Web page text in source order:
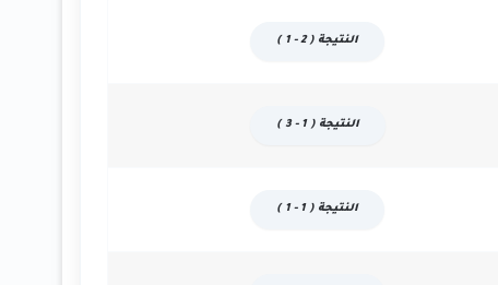
النتيجة ( 2 - 1 )
النتيجة ( 1 - 3 )
النتيجة ( 1 - 1 )